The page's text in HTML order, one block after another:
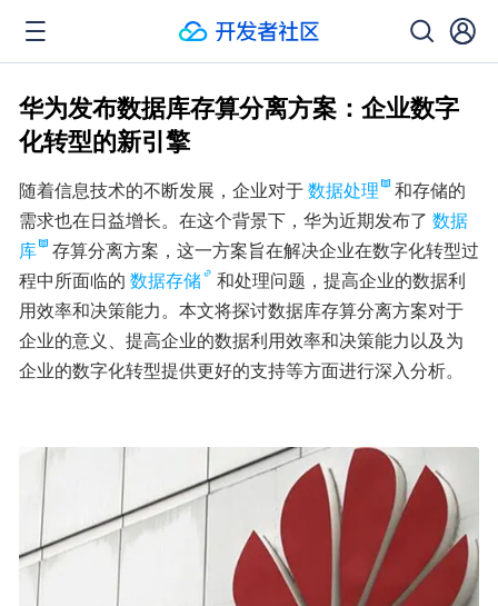
华为发布数据库存算分离方案：企业数字
化转型的新引擎
随着信息技术的不断发展，企业对于数据处理
和存储的
需求也在日益增长。在这个背景下，华为近期发布了 数据
库
存算分离方案，这一方案旨在解决企业在数字化转型过
程中所面临的 数据存储
和处理问题，提高企业的数据利
用效率和决策能力。本文将探讨数据库存算分离方案对于
企业的意义、提高企业的数据利用效率和决策能力以及为
企业的数字化转型提供更好的支持等方面进行深入分析。